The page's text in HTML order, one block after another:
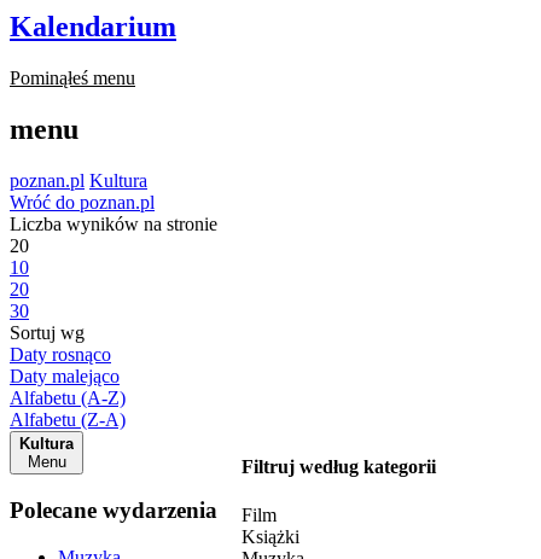
Kalendarium
Pominąłeś menu
menu
poznan.pl Kultura
Wróć do poznan.pl
Liczba wyników na stronie
20
10
20
30
Sortuj wg
Daty rosnąco
Daty malejąco
Alfabetu (A-Z)
Alfabetu (Z-A)
Kultura
Menu
Polecane wydarzenia
Filtruj według kategorii
Film
Książki